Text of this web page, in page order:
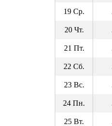
19 Ср.
20 Чт.
21 Пт.
22 Сб.
23 Вс.
24 Пн.
25 Вт.